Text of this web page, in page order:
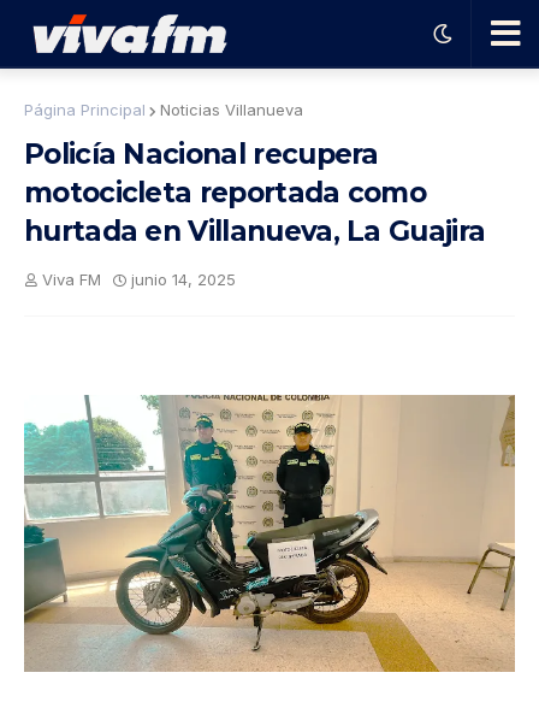
ble
ma
Página Principal Noticias Villanueva
Policía Nacional recupera
motocicleta reportada como
hurtada en Villanueva, La Guajira
Viva FM junio 14, 2025